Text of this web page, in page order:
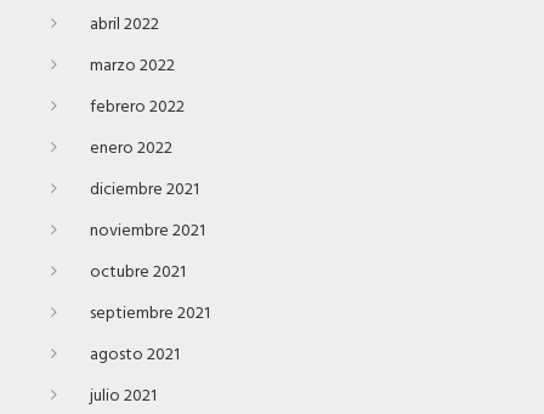
abril 2022
marzo 2022
febrero 2022
enero 2022
diciembre 2021
noviembre 2021
octubre 2021
septiembre 2021
agosto 2021
julio 2021